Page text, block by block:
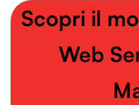
Scopri il
Web